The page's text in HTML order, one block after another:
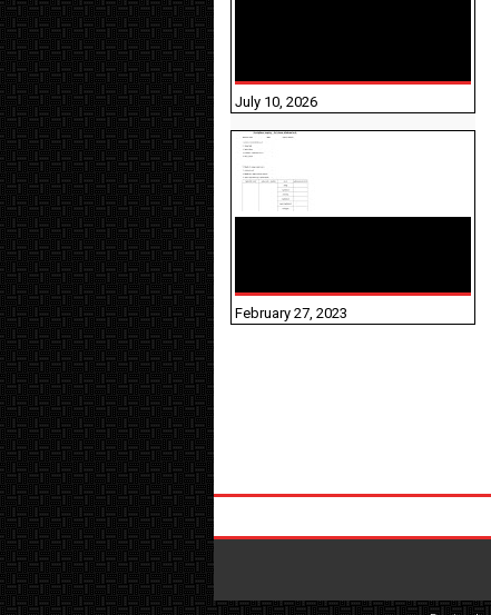
July 10, 2026
February 27, 2023